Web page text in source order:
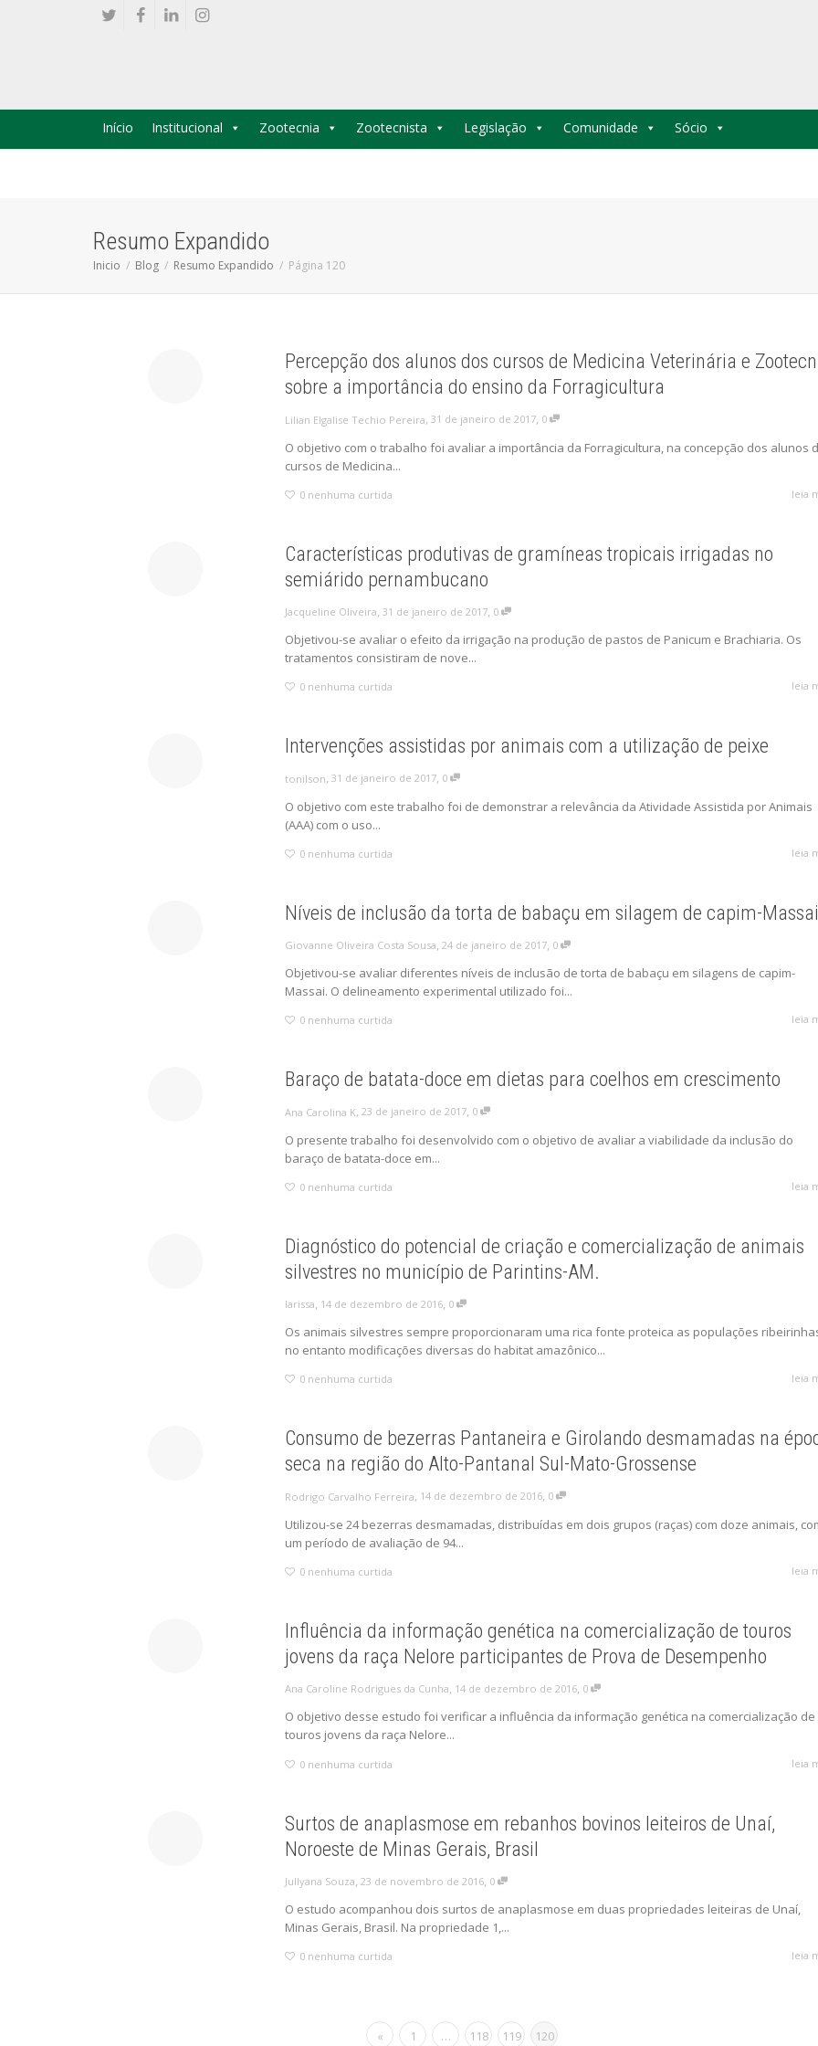
Início Institucional Zootecnia Zootecnista Legislação Comunidade Sócio
Resumo Expandido
Inicio Blog Resumo Expandido Página 120
Percepção dos alunos dos cursos de Medicina Veterinária e
sobre a importância do ensino da Forragicultura
Lilian Elgalise Techio Pereira,31 de janeiro de 2017, 0
O objetivo com o trabalho foi avaliar a importância da Forragicultura, na concepção dos alunos
cursos de Medicina...
0 nenhuma curtida leia
Características produtivas de gramíneas tropicais irrigadas no
semiárido pernambucano
Jacqueline Oliveira ,31 de janeiro de 2017 0
Objetivou-se avaliar o efeito da irrigação na produção de pastos de Panicum e Brachiaria. Os
tratamentos consistiram de nove...
0 nenhuma curtida leia
Intervenções assistidas por animais com a utilização de peixe
tonilson,31 de janeiro de 2017, 0
O objetivo com este trabalho foi de demonstrar a relevância da Atividade Assistida por Animais
(AAA) com o uso...
0 nenhuma curtida leia
Níveis de inclusão da torta de babaçu em silagem de capim-Massai
Giovanne Oliveira Costa Sousa,24 de janeiro de 2017, 0
Objetivou-se avaliar diferentes níveis de inclusão de torta de babaçu em silagens de capim-
Massai. O delineamento experimental utilizado foi...
0 nenhuma curtida leia
Baraço de batata-doce em dietas para coelhos em crescimento
Ana Carolina K,23 de janeiro de 2017, 0
O presente trabalho foi desenvolvido com o objetivo de avaliar a viabilidade da inclusão do
baraço de batata-doce em...
0 nenhuma curtida leia
Diagnóstico do potencial de criação e comercialização de animais
silvestres no município de Parintins-AM.
larissa, 14 de dezembro de 2016, 0
Os animais silvestres sempre proporcionaram uma rica fonte proteica as populações
no entanto modificações diversas do habitat amazônico...
0 nenhuma curtida leia
Consumo de bezerras Pantaneira e Girolando desmamadas na
seca na região do Alto-Pantanal Sul-Mato-Grossense
Rodrigo Carvalho Ferreira, 14 de dezembro de 2016, 0
Utilizou-se 24 bezerras desmamadas, distribuídas em dois grupos (raças) com doze animais,
um período de avaliação de 94...
0 nenhuma curtida leia
Influência da informação genética na comercialização de touros
jovens da raça Nelore participantes de Prova de Desempenho
Ana Caroline Rodrigues da Cunha, 14 de dezembro de 2016, 0
O objetivo desse estudo foi verificar a influência da informação genética na comercialização de
touros jovens da raça Nelore...
0 nenhuma curtida leia
Surtos de anaplasmose em rebanhos bovinos leiteiros de Unaí,
Noroeste de Minas Gerais, Brasil
Jullyana Souza 23 de novembro de 2016 0
O estudo acompanhou dois surtos de anaplasmose em duas propriedades leiteiras de Unaí,
Minas Gerais, Brasil. Na propriedade 1,...
0 nenhuma curtida leia
« 1 … 118 119 120